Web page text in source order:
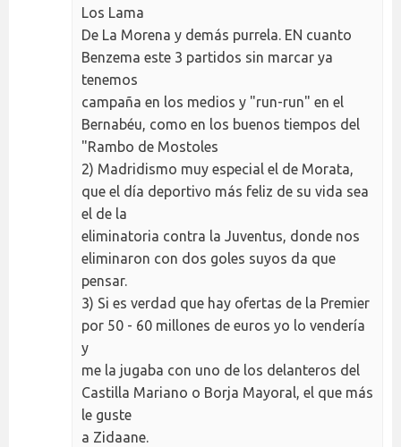
Los Lama
De La Morena y demás purrela. EN cuanto
Benzema este 3 partidos sin marcar ya
tenemos
campaña en los medios y "run-run" en el
Bernabéu, como en los buenos tiempos del
"Rambo de Mostoles
2) Madridismo muy especial el de Morata,
que el día deportivo más feliz de su vida sea
el de la
eliminatoria contra la Juventus, donde nos
eliminaron con dos goles suyos da que
pensar.
3) Si es verdad que hay ofertas de la Premier
por 50 - 60 millones de euros yo lo vendería
y
me la jugaba con uno de los delanteros del
Castilla Mariano o Borja Mayoral, el que más
le guste
a Zidaane.